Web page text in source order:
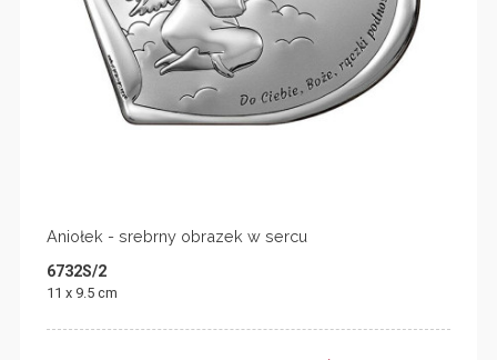
Aniołek - srebrny obrazek w sercu
6732S/2
11 x 9.5 cm